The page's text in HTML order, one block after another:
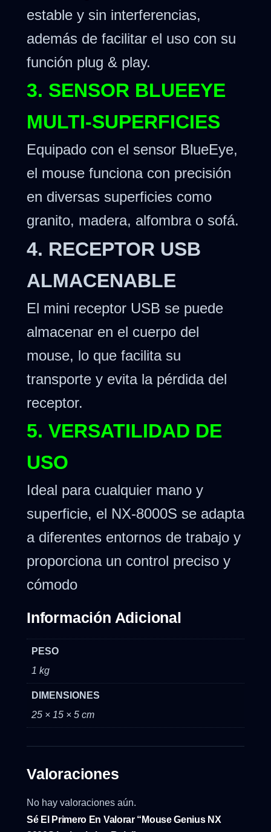
estable y sin interferencias,
además de facilitar el uso con su
función plug & play.
3. SENSOR BLUEEYE
MULTI-SUPERFICIES
Equipado con el sensor BlueEye,
el mouse funciona con precisión
en diversas superficies como
granito, madera, alfombra o sofá.
4. RECEPTOR USB
ALMACENABLE
El mini receptor USB se puede
almacenar en el cuerpo del
mouse, lo que facilita su
transporte y evita la pérdida del
receptor.
5. VERSATILIDAD DE
USO
Ideal para cualquier mano y
superficie, el NX-8000S se adapta
a diferentes entornos de trabajo y
proporciona un control preciso y
cómodo
Información Adicional
PESO
1 kg
DIMENSIONES
25 × 15 × 5 cm
Valoraciones
No hay valoraciones aún.
Sé El Primero En Valorar “Mouse Genius NX